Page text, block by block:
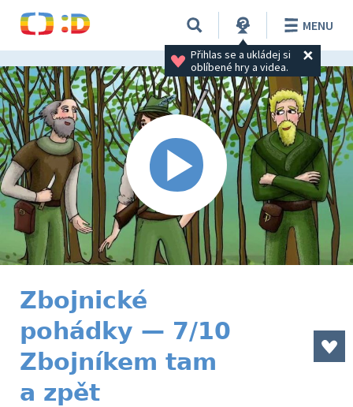
Přihlas se a ukládej si
oblíbené hry a videa.
MENU
Zbojnické
pohádky — 7/10
Zbojníkem tam
a zpět